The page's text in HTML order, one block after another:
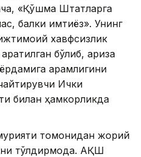
«Қўшма Штатларга
балки имтиёз». Унинг
хавфсизлик
бўлиб, ариза
қарамлигини
Ички
билан ҳамкорликда
томонидан жорий
тўлдирмоқда. АҚШ